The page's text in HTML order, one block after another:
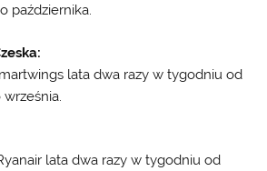
października.
lata dwa razy w tygodniu od
lata dwa razy w tygodniu od